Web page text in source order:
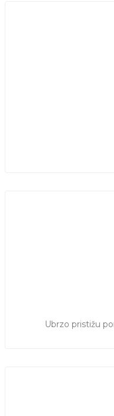
Ubrzo pristižu